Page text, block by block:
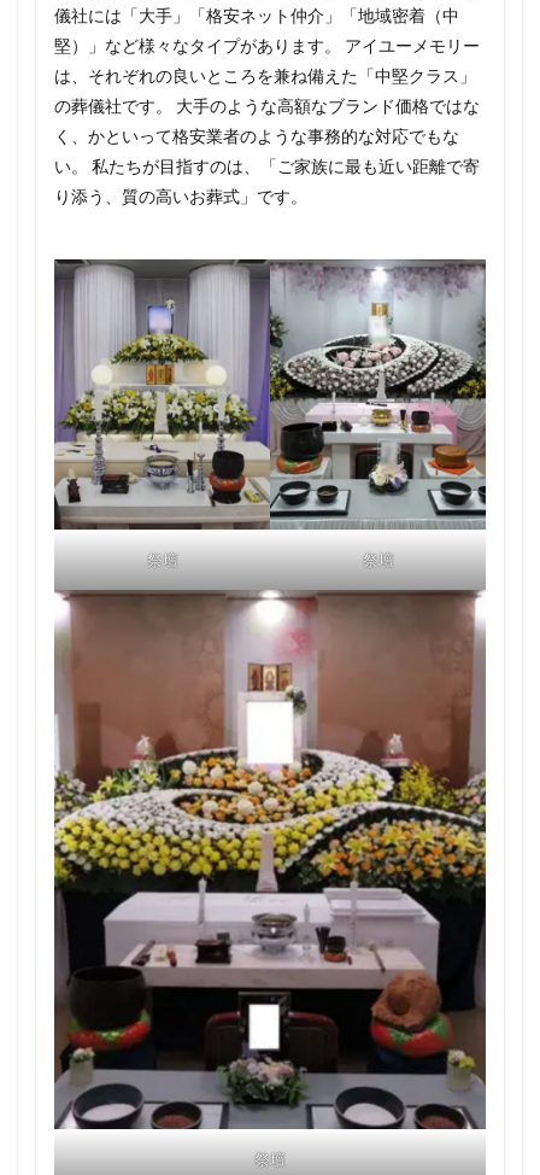
儀社には「大手」「格安ネット仲介」「地域密着（中
堅）」など様々なタイプがあります。 アイユーメモリー
は、それぞれの良いところを兼ね備えた「中堅クラス」
の葬儀社です。 大手のような高額なブランド価格ではな
く、かといって格安業者のような事務的な対応でもな
い。 私たちが目指すのは、「ご家族に最も近い距離で寄
り添う、質の高いお葬式」です。
祭壇 祭壇
祭壇